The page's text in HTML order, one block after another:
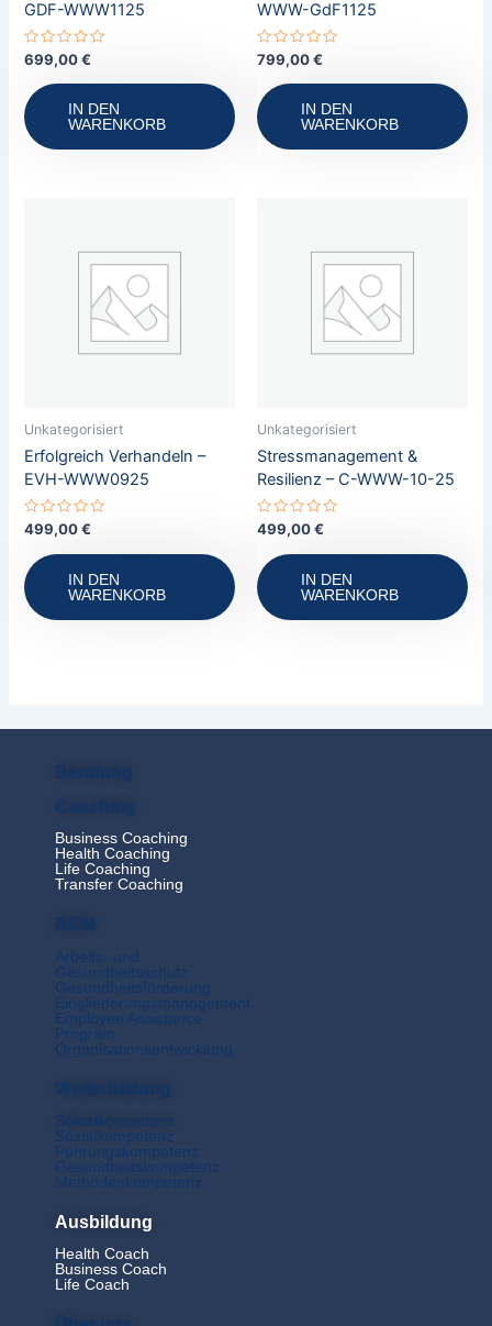
GDF-WWW1125
Bewertet
mit
von
5
699,00€
IN DEN
WARENKORB
WWW-GdF1125
Bewertet
mit
von
5
799,00€
IN DEN
WARENKORB
Unkategorisiert
Erfolgreich Verhandeln –
EVH-WWW0925
Bewertet
von
5
499,00€
IN DEN
WARENKORB
Unkategorisiert
Stressmanagement &
Resilienz – C-WWW-10-25
Bewertet
von
5
499,00€
IN DEN
WARENKORB
Beratung
Coaching
Business Coaching
Health Coaching
Life Coaching
Transfer Coaching
BGM
Arbeits- und
Gesundheitsschutz
Gesundheitsförderung
Eingliederungsmanagement
Employee Assistance
Program
Organisationsentwicklung
Weiterbildung
Selbstkompetenz
Sozialkompetenz
Führungskompetenz
Gesundheitskompetenz
Methodenkompetenz
Ausbildung
Health Coach
Business Coach
Life Coach